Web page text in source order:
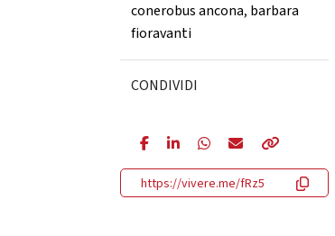
conerobus ancona, barbara
fioravanti
CONDIVIDI
https://vivere.me/fRz5